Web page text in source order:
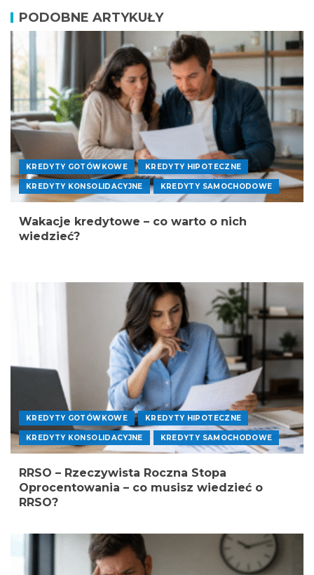
PODOBNE ARTYKUŁY
KREDYTY GOTÓWKOWE KREDYTY HIPOTECZNE
KREDYTY KONSOLIDACYJNE KREDYTY SAMOCHODOWE
Wakacje kredytowe – co warto o nich
wiedzieć?
KREDYTY GOTÓWKOWE KREDYTY HIPOTECZNE
KREDYTY KONSOLIDACYJNE KREDYTY SAMOCHODOWE
RRSO – Rzeczywista Roczna Stopa
Oprocentowania – co musisz wiedzieć o
RRSO?